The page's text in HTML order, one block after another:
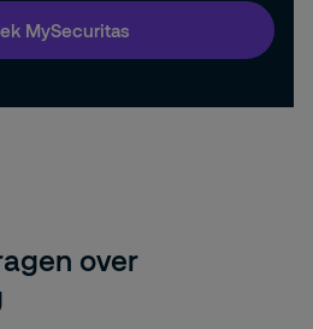
MySecuritas
over